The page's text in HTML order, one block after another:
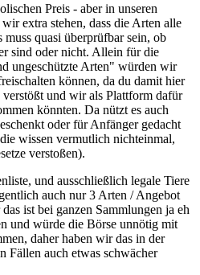
Preis - aber in unseren
extra stehen, dass die Arten alle
muss quasi überprüfbar sein, ob
sind oder nicht. Allein für die
ungeschützte Arten" würden wir
können, da du damit hier
verstößt und wir als Plattform dafür
könnten. Da nützt es auch
oder für Anfänger gedacht
wissen vermutlich nichteinmal,
verstoßen).
und ausschließlich legale Tiere
auch nur 3 Arten / Angebot
ist bei ganzen Sammlungen ja eh
und würde die Börse unnötig mit
daher haben wir das in der
Fällen auch etwas schwächer